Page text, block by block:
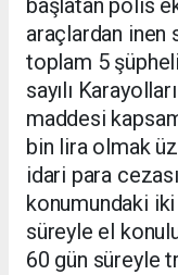
başlatan polis
araçlardan inen
toplam 5
sayılı
maddesi
bin lira olmak
idari para
konumundaki
süreyle el
60 gün süreyle